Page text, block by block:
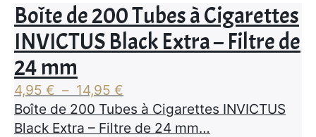
Boîte de 200 Tubes à Cigarettes
INVICTUS Black Extra – Filtre de
24 mm
4,95 € – 14,95 €
de
prix :
Boîte de 200 Tubes à Cigarettes INVICTUS
Black Extra – Filtre de 24 mm…